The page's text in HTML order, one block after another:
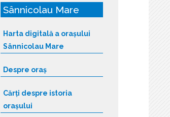
Sânnicolau Mare
Harta digitală a orașului
Sânnicolau Mare
Despre oraș
Cărți despre istoria
orașului